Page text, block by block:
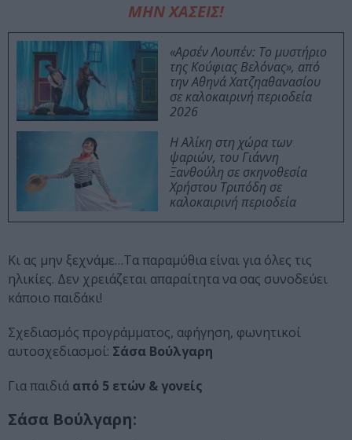
ΜΗΝ ΧΑΣΕΙΣ!
«Αρσέν Λουπέν: Το μυστήριο
της Κούφιας Βελόνας», από
την Αθηνά Χατζηαθανασίου
σε καλοκαιρινή περιοδεία
2026
Η Αλίκη στη χώρα των
ψαριών, του Γιάννη
Ξανθούλη σε σκηνοθεσία
Χρήστου Τριπόδη σε
καλοκαιρινή περιοδεία
Κι ας μην ξεχνάμε…Τα παραμύθια είναι για όλες τις
ηλικίες. Δεν χρειάζεται απαραίτητα να σας συνοδεύει
κάποιο παιδάκι!
Σχεδιασμός προγράμματος, αφήγηση, φωνητικοί
αυτοσχεδιασμοί: Σάσα Βούλγαρη
Για παιδιά από 5 ετών & γονείς
Σάσα Βούλγαρη: